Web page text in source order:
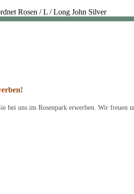
Rosen /L /Long John Silver
bei uns im Rosenpark erwerben. Wir freuen